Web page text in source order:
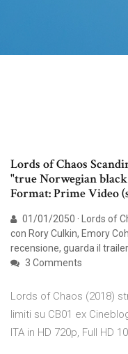
Lords of Chaos
"true Norwegian
Format: Prime Video
01/01/2050 · Lords of
con Rory Culkin, Emory
recensione, guarda il
3 Comments
Lords of Chaos (2018)
limiti su CB01 ex
ITA in HD 720p, Full HD